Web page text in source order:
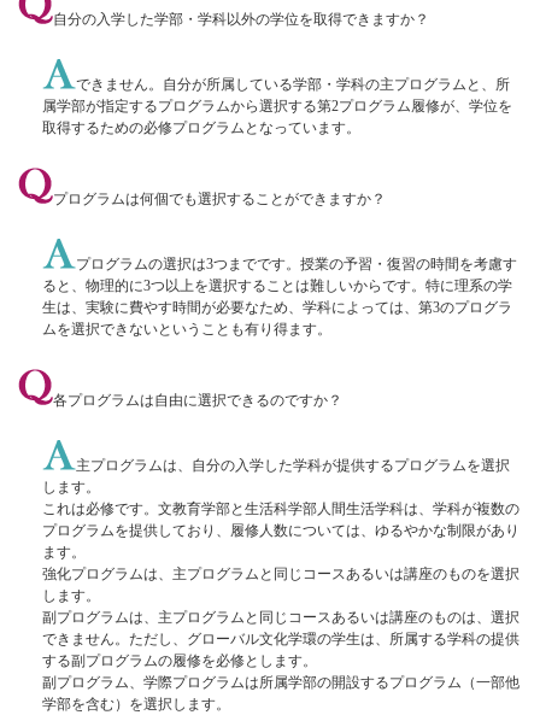
自分の入学した学部・学科以外の学位を取得できますか？
できません。自分が所属している学部・学科の主プログラムと、所
属学部が指定するプログラムから選択する第2プログラム履修が、学位を
取得するための必修プログラムとなっています。
プログラムは何個でも選択することができますか？
プログラムの選択は3つまでです。授業の予習・復習の時間を考慮す
ると、物理的に3つ以上を選択することは難しいからです。特に理系の学
生は、実験に費やす時間が必要なため、学科によっては、第3のプログラ
ムを選択できないということも有り得ます。
各プログラムは自由に選択できるのですか？
主プログラムは、自分の入学した学科が提供するプログラムを選択
します。
これは必修です。文教育学部と生活科学部人間生活学科は、学科が複数の
プログラムを提供しており、履修人数については、ゆるやかな制限があり
ます。
強化プログラムは、主プログラムと同じコースあるいは講座のものを選択
します。
副プログラムは、主プログラムと同じコースあるいは講座のものは、選択
できません。ただし、グローバル文化学環の学生は、所属する学科の提供
する副プログラムの履修を必修とします。
副プログラム、学際プログラムは所属学部の開設するプログラム（一部他
学部を含む）を選択します。